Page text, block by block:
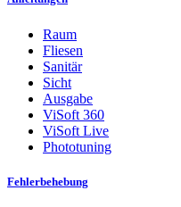
Raum
Fliesen
Sanitär
Sicht
Ausgabe
ViSoft 360
ViSoft Live
Phototuning
Fehlerbehebung